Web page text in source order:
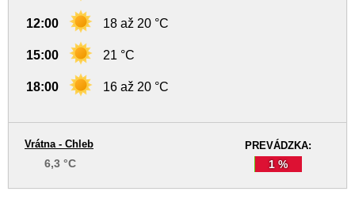
12:00 18 až 20 °C
15:00 21 °C
18:00 16 až 20 °C
PREVÁDZKA:
1 %
Vrátna - Chleb
6,3 °C